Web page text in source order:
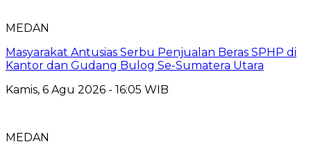
MEDAN
Masyarakat Antusias Serbu Penjualan Beras SPHP di
Kantor dan Gudang Bulog Se-Sumatera Utara
Kamis, 6 Agu 2026 - 16:05 WIB
MEDAN